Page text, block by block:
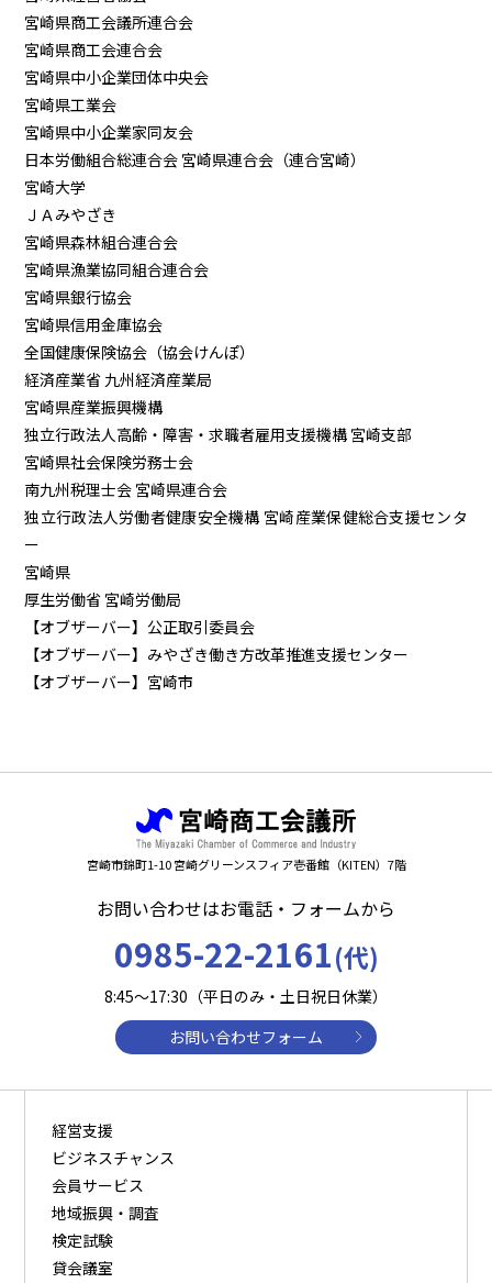
宮崎県商工会議所連合会
宮崎県商工会連合会
宮崎県中小企業団体中央会
宮崎県工業会
宮崎県中小企業家同友会
日本労働組合総連合会 宮崎県連合会（連合宮崎）
宮崎大学
ＪＡみやざき
宮崎県森林組合連合会
宮崎県漁業協同組合連合会
宮崎県銀行協会
宮崎県信用金庫協会
全国健康保険協会（協会けんぽ）
経済産業省 九州経済産業局
宮崎県産業振興機構
独立行政法人高齢・障害・求職者雇用支援機構 宮崎支部
宮崎県社会保険労務士会
南九州税理士会 宮崎県連合会
独立行政法人労働者健康安全機構 宮崎産業保健総合支援センタ
ー
宮崎県
厚生労働省 宮崎労働局
【オブザーバー】公正取引委員会
【オブザーバー】みやざき働き方改革推進支援センター
【オブザーバー】宮崎市
宮崎市錦町1-10 宮崎グリーンスフィア壱番館（KITEN）7階
お問い合わせはお電話・フォームから
0985-22-2161(代)
8:45～17:30（平日のみ・土日祝日休業）
お問い合わせフォーム
経営支援
ビジネスチャンス
会員サービス
地域振興・調査
検定試験
貸会議室